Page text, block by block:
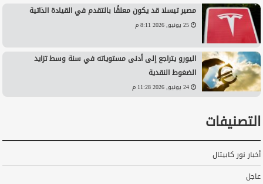
مصير تيسلا قد يكون معلقًا بالتقدم في القيادة الذاتية
25 يونيو, 2026 8:11 م
اليورو يتراجع إلى أدنى مستوياته في سنة وسط تزايد
الضغوط النقدية
24 يونيو, 2026 11:28 م
التصنيفات
أخبار نور كابيتال
عاجل